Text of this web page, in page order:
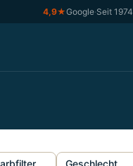
4,9★Google·Seit 1974
Geschlecht